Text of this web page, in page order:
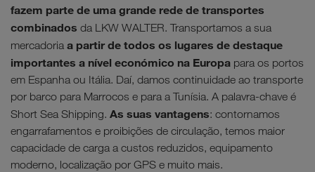
fazem parte de uma grande rede de transportes
combinados da LKW WALTER. Transportamos a sua
mercadoria a partir de todos os lugares de destaque
importantes a nível económico na Europa para os portos
em Espanha ou Itália. Daí, damos continuidade ao transporte
por barco para Marrocos e para a Tunísia. A palavra-chave é
Short Sea Shipping. As suas vantagens: contornamos
engarrafamentos e proibições de circulação, temos maior
capacidade de carga a custos reduzidos, equipamento
moderno, localização por GPS e muito mais.